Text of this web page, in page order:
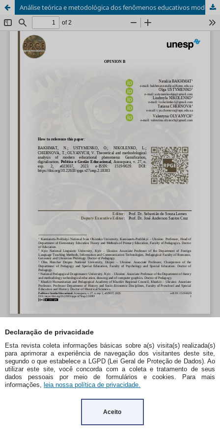
Declaração de privacidade
Esta revista coleta informações básicas sobre a(s) visita(s) realizada(s)
para aprimorar a experiência de navegação dos visitantes deste site,
segundo o que estabelece a LGPD (Lei Geral de Proteção de Dados). Ao
utilizar este site, você concorda com a coleta e tratamento de seus
dados pessoais por meio de formulários e cookies. Para mais
informações, leia nossa política de privacidade.
Aceito
Análise teórica e metodológica dos fenômenos educativos modernos